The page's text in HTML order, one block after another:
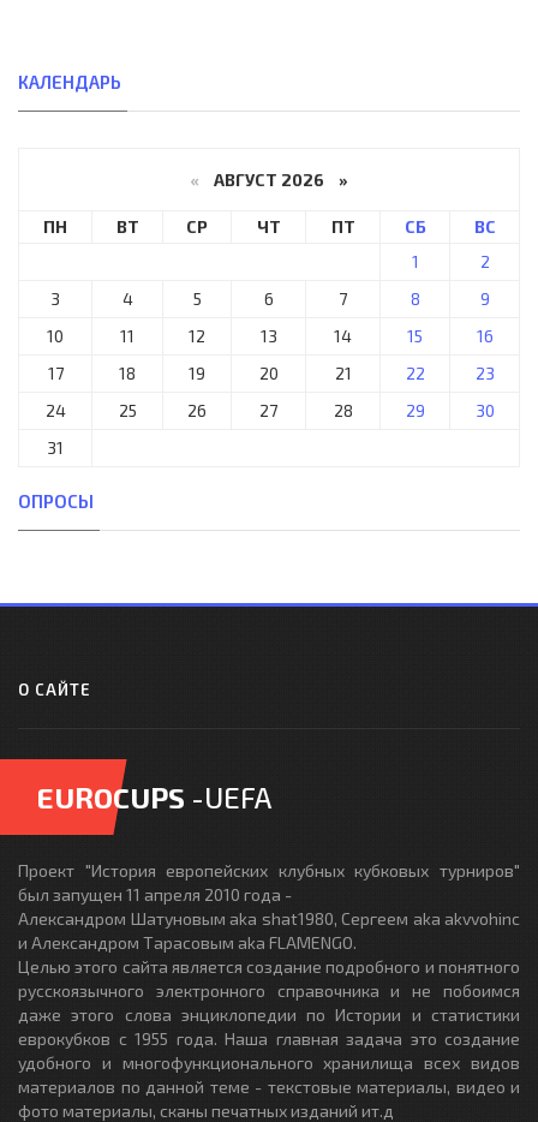
КАЛЕНДАРЬ
« АВГУСТ 2026 »
ПН ВТ СР ЧТ ПТ СБ
ВС
1
2
3
4 5 6 7 8
9
10
11 12 13 14 15
16
17
18 19 20 21 22
23
24
25 26 27 28 29
30
31
ОПРОСЫ
О САЙТЕ
EUROCUPS -UEFA
Проект "История европейских клубных кубковых турниров"
был запущен 11 апреля 2010 года -
Александром Шатуновым aka shat1980, Сергеем aka akvvohinc
и Александром Тарасовым aka FLAMENGO.
Целью этого сайта является создание подробного и понятного
русскоязычного электронного справочника и не побоимся
даже этого слова энциклопедии по Истории и статистики
еврокубков с 1955 года. Наша главная задача это создание
удобного и многофункционального хранилища всех видов
материалов по данной теме - текстовые материалы, видео и
фото материалы, сканы печатных изданий ит.д